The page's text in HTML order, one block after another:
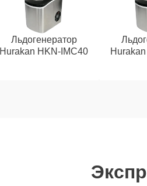
Льдогенератор
Hurakan HKN-IMC40